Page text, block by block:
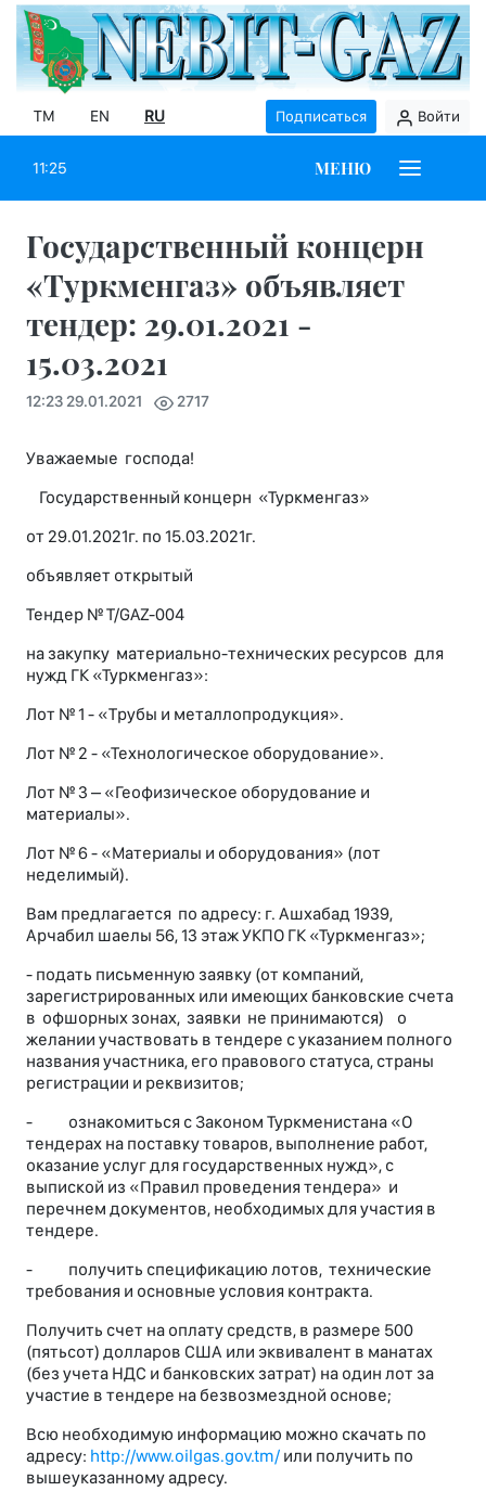
TM EN RU Подписаться Войти
11:25 МЕНЮ
Государственный концерн
«Туркменгаз» объявляет
тендер: 29.01.2021 -
15.03.2021
12:23 29.01.2021 2717
Уважаемые господа!
Государственный концерн «Туркменгаз»
от 29.01.2021г. по 15.03.2021г.
объявляет открытый
Тендер № T/GAZ-004
на закупку материально-технических ресурсов для
нужд ГК «Туркменгаз»:
Лот № 1 - «Tрубы и металлопродукция».
Лот № 2 - «Технологическое оборудование».
Лот № 3 – «Геофизическое оборудование и
материалы».
Лот № 6 - «Материалы и оборудования» (лот
неделимый).
Вам предлагается по адресу: г. Ашхабад 1939,
Арчабил шаелы 56, 13 этаж УКПО ГК «Туркменгаз»;
- подать письменную заявку (от компаний,
зарегистрированных или имеющих банковские счета
в офшорных зонах, заявки не принимаются) о
желании участвовать в тендере с указанием полного
названия участника, его правового статуса, страны
регистрации и реквизитов;
- ознакомиться с Законом Туркменистана «О
тендерах на поставку товаров, выполнение работ,
оказание услуг для государственных нужд», с
выпиской из «Правил проведения тендера» и
перечнем документов, необходимых для участия в
тендере.
- получить спецификацию лотов, технические
требования и основные условия контракта.
Получить счет на оплату средств, в размере 500
(пятьсот) долларов США или эквивалент в манатах
(без учета НДС и банковских затрат) на один лот за
участие в тендере на безвозмездной основе;
Всю необходимую информацию можно скачать по
адресу: http://www.oilgas.gov.tm/ или получить по
вышеуказанному адресу.